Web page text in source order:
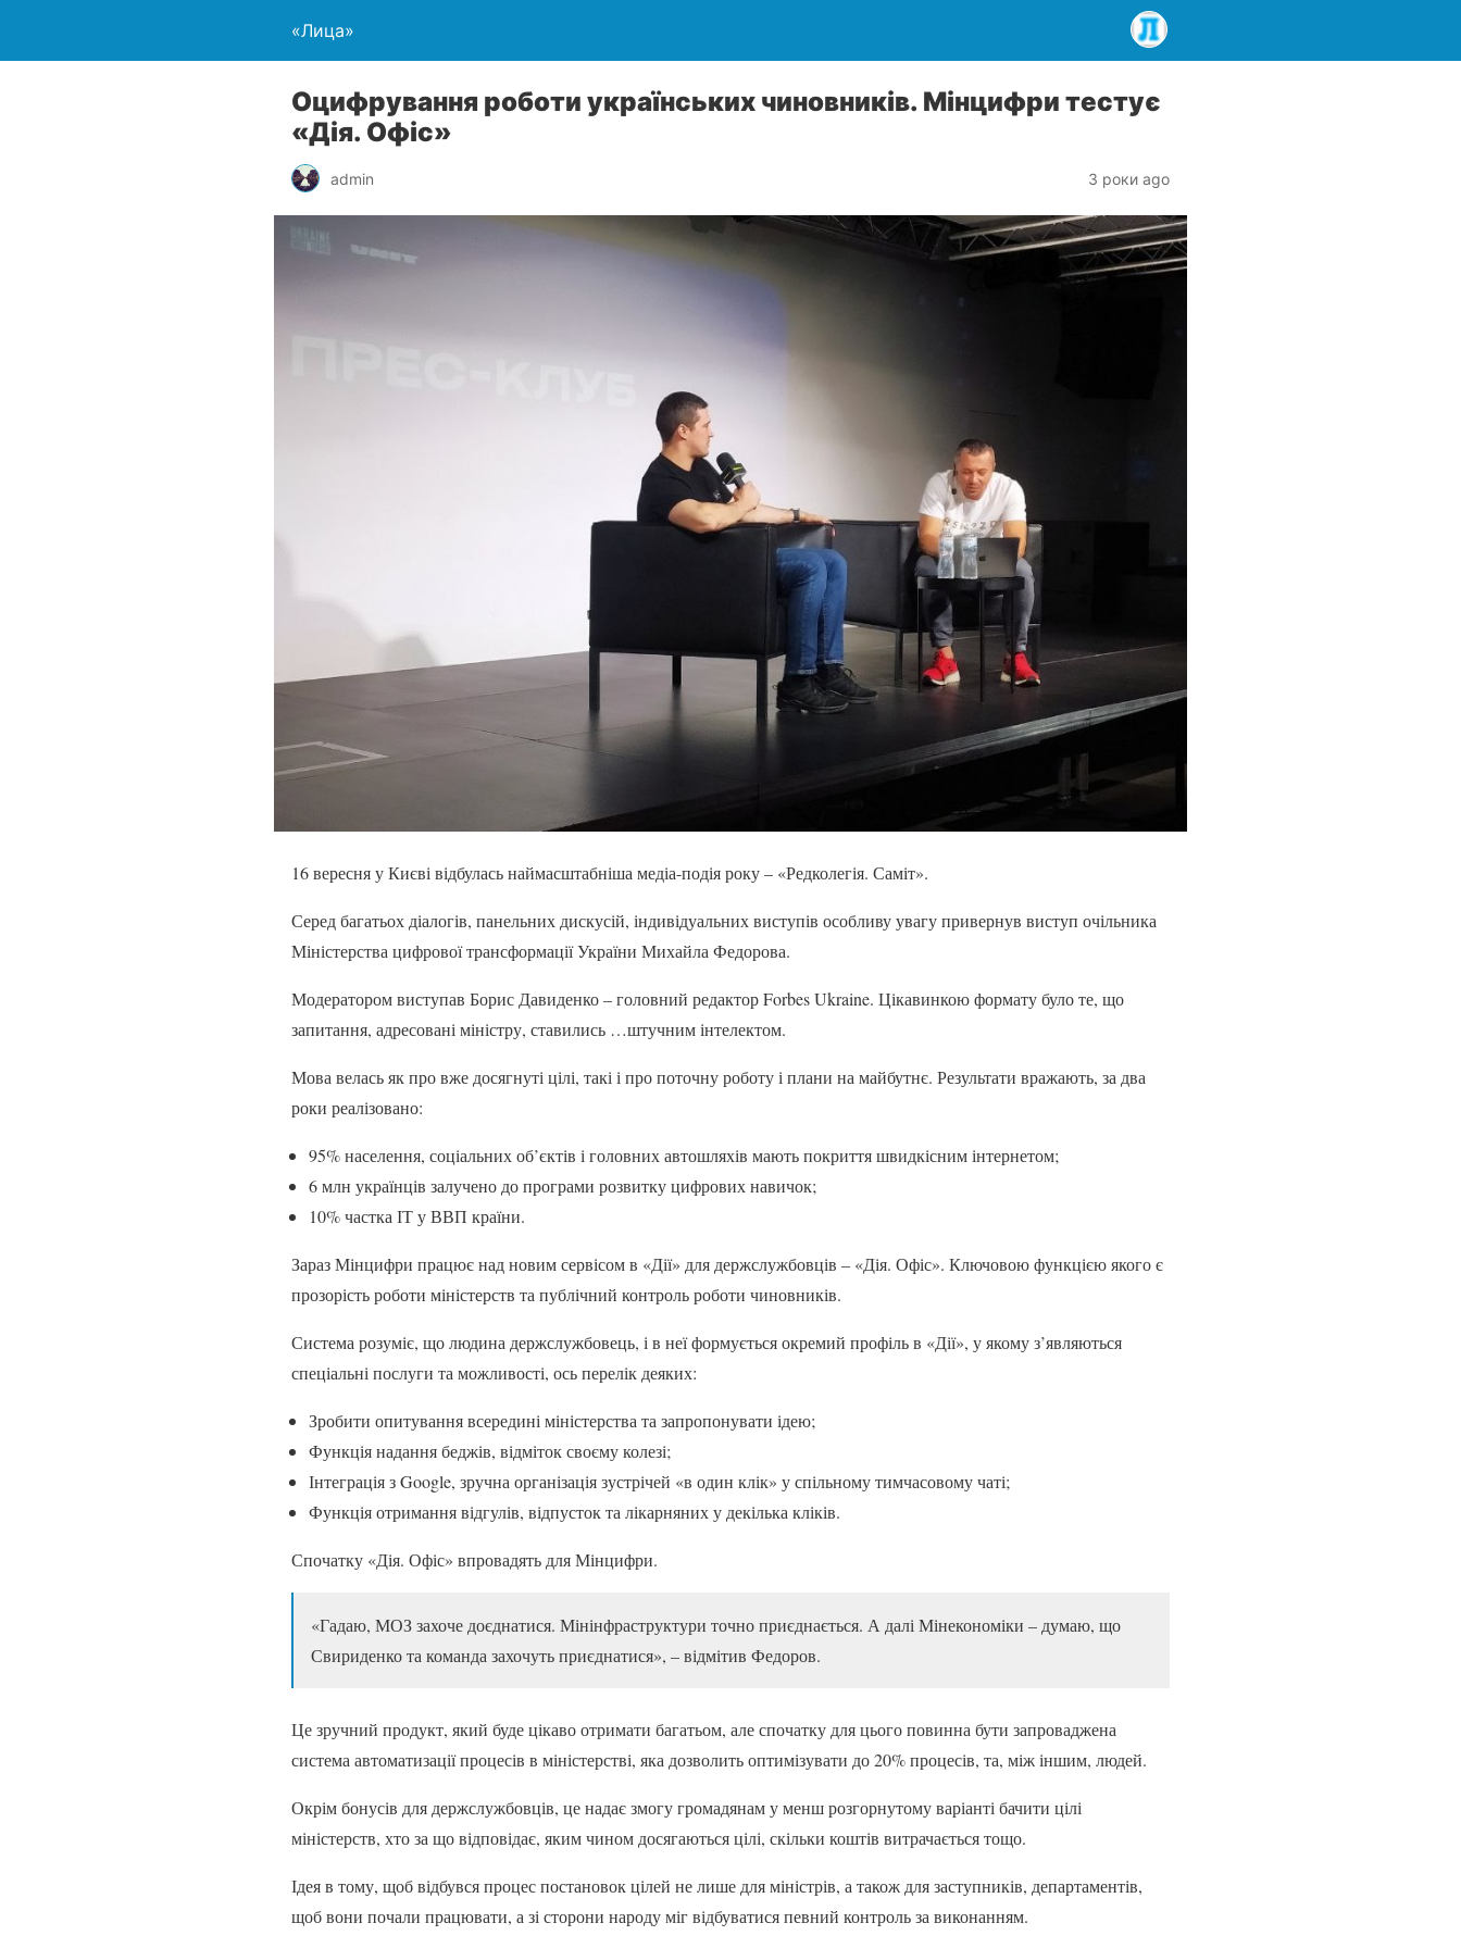
«Лица»
Оцифрування роботи українських чиновників. Мінцифри тестує
«Дія. Офіс»
admin 3 роки ago
16 вересня у Києві відбулась наймасштабніша медіа-подія року – «Редколегія. Саміт».
Серед багатьох діалогів, панельних дискусій, індивідуальних виступів особливу увагу привернув виступ очільника
Міністерства цифрової трансформації України Михайла Федорова.
Модератором виступав Борис Давиденко – головний редактор Forbes Ukraine. Цікавинкою формату було те, що
запитання, адресовані міністру, ставились …штучним інтелектом.
Мова велась як про вже досягнуті цілі, такі і про поточну роботу і плани на майбутнє. Результати вражають, за два
роки реалізовано:
95% населення, соціальних об’єктів і головних автошляхів мають покриття швидкісним інтернетом;
6 млн українців залучено до програми розвитку цифрових навичок;
10% частка ІТ у ВВП країни.
Зараз Мінцифри працює над новим сервісом в «Дії» для держслужбовців – «Дія. Офіс». Ключовою функцією якого є
прозорість роботи міністерств та публічний контроль роботи чиновників.
Система розуміє, що людина держслужбовець, і в неї формується окремий профіль в «Дії», у якому з’являються
спеціальні послуги та можливості, ось перелік деяких:
Зробити опитування всередині міністерства та запропонувати ідею;
Функція надання беджів, відміток своєму колезі;
Інтеграція з Google, зручна організація зустрічей «в один клік» у спільному тимчасовому чаті;
Функція отримання відгулів, відпусток та лікарняних у декілька кліків.
Спочатку «Дія. Офіс» впровадять для Мінцифри.
«Гадаю, МОЗ захоче доєднатися. Мінінфраструктури точно приєднається. А далі Мінекономіки – думаю, що
Свириденко та команда захочуть приєднатися», – відмітив Федоров.
Це зручний продукт, який буде цікаво отримати багатьом, але спочатку для цього повинна бути запроваджена
система автоматизації процесів в міністерстві, яка дозволить оптимізувати до 20% процесів, та, між іншим, людей.
Окрім бонусів для держслужбовців, це надає змогу громадянам у менш розгорнутому варіанті бачити цілі
міністерств, хто за що відповідає, яким чином досягаються цілі, скільки коштів витрачається тощо.
Ідея в тому, щоб відбувся процес постановок цілей не лише для міністрів, а також для заступників, департаментів,
щоб вони почали працювати, а зі сторони народу міг відбуватися певний контроль за виконанням.